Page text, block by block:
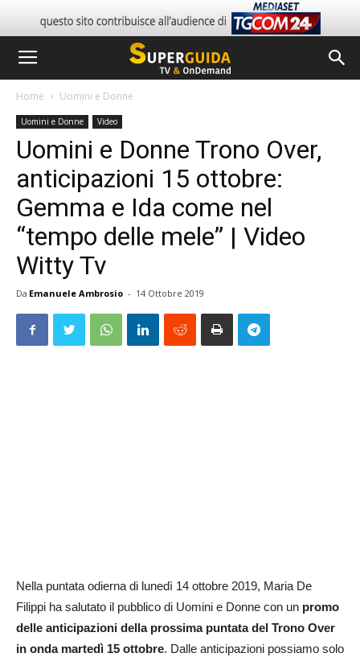
Home Uomini e Donne
Uomini e Donne Video
Uomini e Donne Trono Over,
anticipazioni 15 ottobre:
Gemma e Ida come nel
“tempo delle mele” | Video
Witty Tv
Da Emanuele Ambrosio - 14 Ottobre 2019
Nella puntata odierna di lunedì 14 ottobre 2019, Maria De
Filippi ha salutato il pubblico di Uomini e Donne con un promo
delle anticipazioni della prossima puntata del Trono Over
in onda martedì 15 ottobre. Dalle anticipazioni possiamo solo